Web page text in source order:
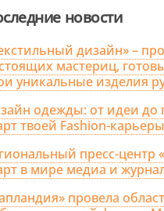
новости
дизайн» –
мастериц,
уникальные изделия
одежды: от идеи до
твоей Fashion-
пресс-центр
в мире медиа и
провела